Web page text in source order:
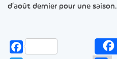
d’août dernier pour une saison.
Facebook